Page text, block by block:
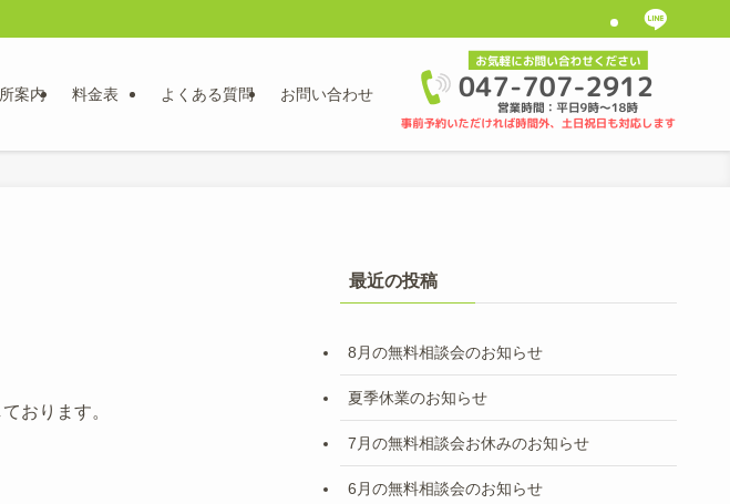
案内 料金表 よくある質問 お問い合わせ
おります。
最近の投稿
8月の無料相談会のお知らせ
夏季休業のお知らせ
7月の無料相談会お休みのお知らせ
6月の無料相談会のお知らせ